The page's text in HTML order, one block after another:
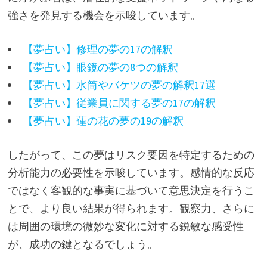
強さを発見する機会を示唆しています。
【夢占い】修理の夢の17の解釈
【夢占い】眼鏡の夢の8つの解釈
【夢占い】水筒やバケツの夢の解釈17選
【夢占い】従業員に関する夢の17の解釈
【夢占い】蓮の花の夢の19の解釈
したがって、この夢はリスク要因を特定するための
分析能力の必要性を示唆しています。感情的な反応
ではなく客観的な事実に基づいて意思決定を行うこ
とで、より良い結果が得られます。観察力、さらに
は周囲の環境の微妙な変化に対する鋭敏な感受性
が、成功の鍵となるでしょう。